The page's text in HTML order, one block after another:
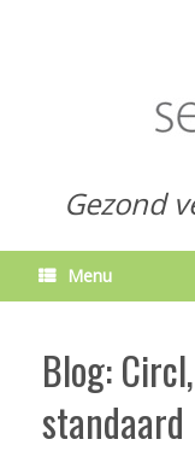
Gezond
Menu
Blog:
standaard